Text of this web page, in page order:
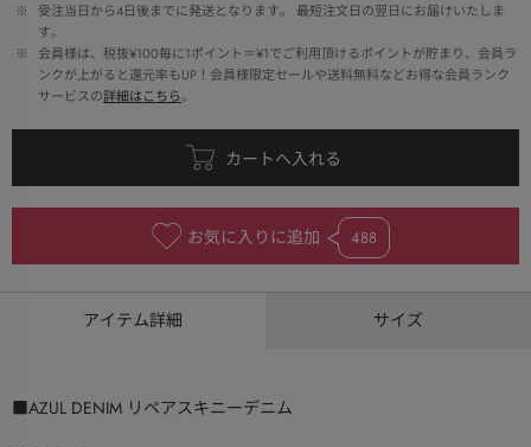
※
受注当日から4日後までに発送となります。 最短注文日の翌日にお届けいたしま
す。
※
会員様は、税抜¥100毎に1ポイント＝¥1でご利用頂けるポイントが貯まり、会員ラ
ンクが上がると還元率もUP！会員様限定セールや送料無料などお得な会員ランク
サービスの詳細はこちら。
お気に入りに追加 488
アイテム詳細 サイズ
■AZUL DENIM リペアスキニーデニム